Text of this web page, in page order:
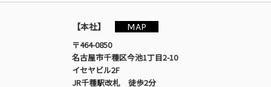
【本社】
MAP
〒464-0850
名古屋市千種区今池1丁目2-10
イセヤビル2F
JR千種駅改札 徒歩2分